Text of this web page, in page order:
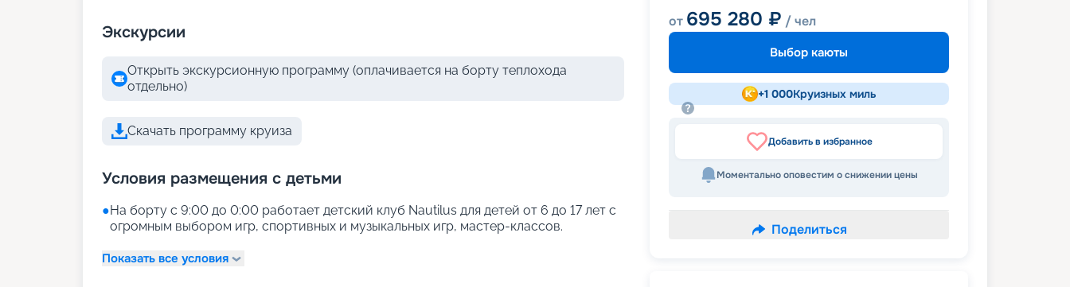
Экскурсии
Открыть экскурсионную программу (оплачивается на борту теплохода
отдельно)
Скачать программу круиза
Условия размещения с детьми
●На борту с 9:00 до 0:00 работает детский клуб Nautilus для детей от 6 до 17 лет с
огромным выбором игр, спортивных и музыкальных игр, мастер-классов.
Показать все условия
от 695 280 ₽ / чел
Выбор каюты
+1 000Круизных миль
Добавить в избранное
Моментально оповестим о снижении цены
Поделиться